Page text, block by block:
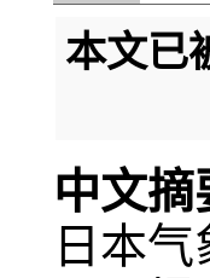
本文已
中文摘
日本